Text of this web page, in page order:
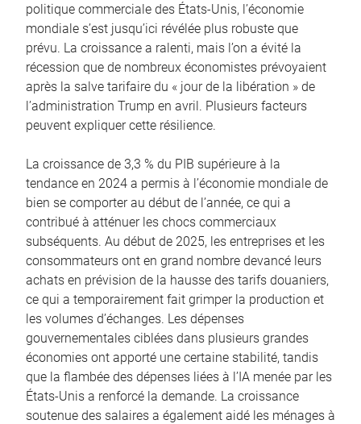
politique commerciale des États‑Unis, l’économie
mondiale s’est jusqu’ici révélée plus robuste que
prévu. La croissance a ralenti, mais l’on a évité la
récession que de nombreux économistes prévoyaient
après la salve tarifaire du « jour de la libération » de
l’administration Trump en avril. Plusieurs facteurs
peuvent expliquer cette résilience.
La croissance de 3,3 % du PIB supérieure à la
tendance en 2024 a permis à l’économie mondiale de
bien se comporter au début de l’année, ce qui a
contribué à atténuer les chocs commerciaux
subséquents. Au début de 2025, les entreprises et les
consommateurs ont en grand nombre devancé leurs
achats en prévision de la hausse des tarifs douaniers,
ce qui a temporairement fait grimper la production et
les volumes d’échanges. Les dépenses
gouvernementales ciblées dans plusieurs grandes
économies ont apporté une certaine stabilité, tandis
que la flambée des dépenses liées à l’IA menée par les
États-Unis a renforcé la demande. La croissance
soutenue des salaires a également aidé les ménages à